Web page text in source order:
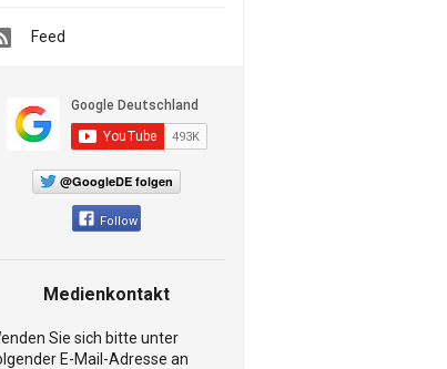
Feed
@GoogleDE folgen
Follow
Medienkontakt
Sie sich bitte unter
E-Mail-Adresse an